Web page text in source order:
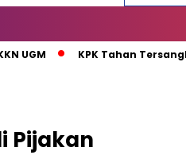
KPK Tahan Tersangka
Pijakan